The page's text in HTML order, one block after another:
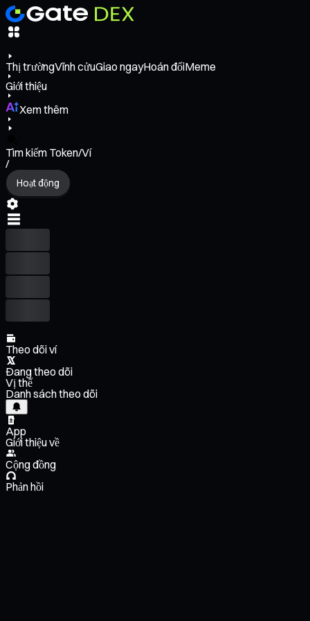
Thị trườngVĩnh cửuGiao ngayHoán đổiMeme
Giới thiệu
Xem thêm
Tìm kiếm Token/Ví
/
Hoạt động
Theo dõi ví
Đang theo dõi
Vị thế
Danh sách theo dõi
App
Giới thiệu về
Cộng đồng
Phản hồi